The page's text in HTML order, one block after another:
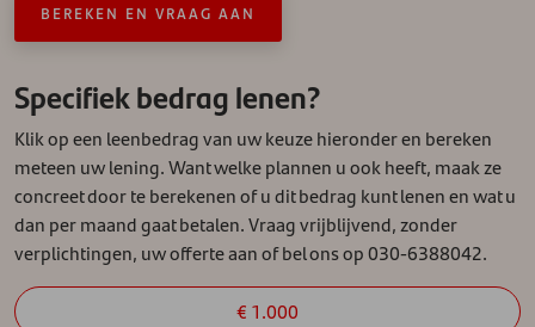
BEREKEN EN VRAAG AAN
Specifiek bedrag lenen?
Klik op een leenbedrag van uw keuze hieronder en bereken
meteen uw lening. Want welke plannen u ook heeft, maak ze
concreet door te berekenen of u dit bedrag kunt lenen en wat u
dan per maand gaat betalen. Vraag vrijblijvend, zonder
verplichtingen, uw offerte aan of bel ons op 030-6388042.
€ 1.000